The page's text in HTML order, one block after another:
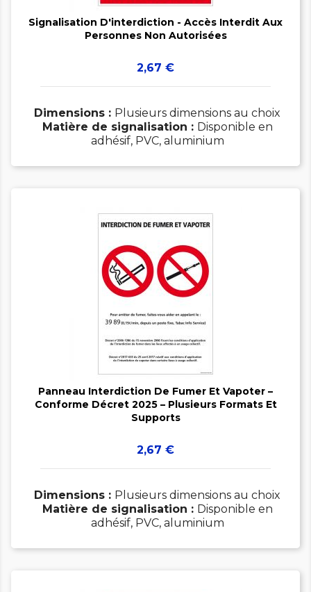
Signalisation D'interdiction - Accès Interdit Aux
Personnes Non Autorisées
Prix
2,67 €
Dimensions : Plusieurs dimensions au choix
Matière de signalisation : Disponible en
adhésif, PVC, aluminium


Panneau Interdiction De Fumer Et Vapoter –
Conforme Décret 2025 – Plusieurs Formats Et
Supports
Prix
2,67 €
Dimensions : Plusieurs dimensions au choix
Matière de signalisation : Disponible en
adhésif, PVC, aluminium